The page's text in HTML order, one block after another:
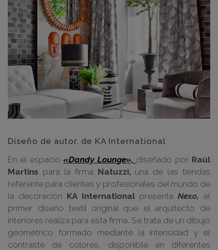
Diseño de autor, de KA International
En el espacio «Dandy Lounge», diseñado por Raúl
Martins para la firma Natuzzi,una de las tiendas
referente para clientes y profesionales del mundo de
la decoración KA Internationalpresenta Nexo, el
primer diseño textil original que el arquitecto de
interiores realiza para esta firma. Se trata de un dibujo
geométrico formado mediante la intensidad y el
contraste de colores, disponible en diferentes